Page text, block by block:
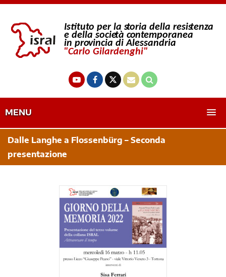
MENU
Dalle Langhe a Flossenbürg – Seconda
presentazione